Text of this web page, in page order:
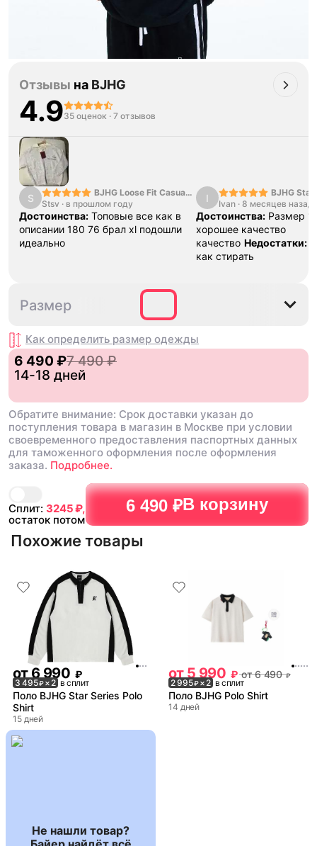
Сплит: 3245₽,
остаток потом
6 490 ₽В корзину
Отзывы на BJHG
4.935 оценок · 7 отзывов
S
BJHG Loose Fit Casual
Pants
Stsv · в прошлом году
Достоинства: Топовые все как в
описании 180 76 брал xl подошли
идеально
I
BJHG Star
Hoodie
Ivan · 8 месяцев назад
Достоинства: Размер
хорошее качество
качество Недостатки:
как стирать
Размер
Как определить размер одежды
6 490 ₽7 490 ₽
14-18 дней
Обратите внимание: Срок доставки указан до
поступления товара в магазин в Москве при условии
своевременного предоставления паспортных данных
для таможенного оформления после оформления
заказа. Подробнее.
Похожие товары
от 6 990 ₽
3 495₽× 2 в сплит
Поло BJHG Star Series Polo
Shirt
15 дней
от 5 990 ₽ от 6 490 ₽
2 995₽× 2 в сплит
Поло BJHG Polo Shirt
14 дней
Не нашли товар?